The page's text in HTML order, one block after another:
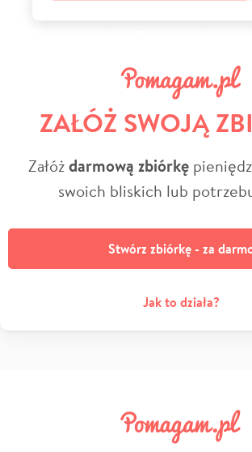
ZAŁÓŻ SWOJĄ
Załóżdarmową zbiórkę
swoich bliskich lub
Stwórz zbiórkę - za
Jak to działa?